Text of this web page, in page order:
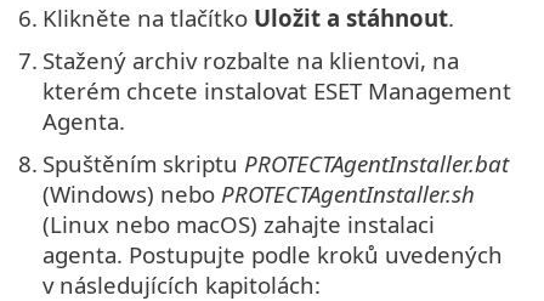
6. Klikněte na tlačítko Uložit a stáhnout.
7. Stažený archiv rozbalte na klientovi, na
kterém chcete instalovat ESET Management
Agenta.
8. Spuštěním skriptu PROTECTAgentInstaller.bat
(Windows) nebo PROTECTAgentInstaller.sh
(Linux nebo macOS) zahajte instalaci
agenta. Postupujte podle kroků uvedených
v následujících kapitolách: